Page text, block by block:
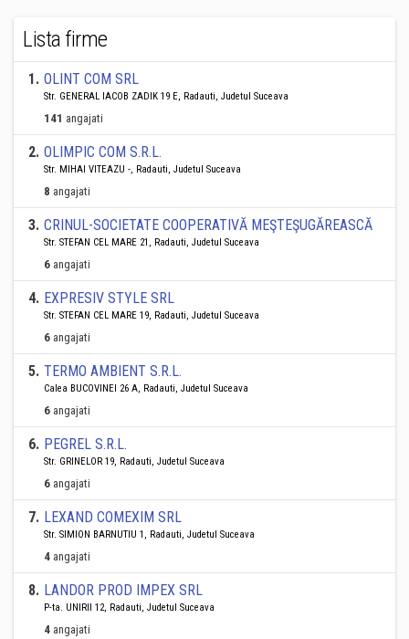
Lista firme
1. OLINT COM SRL
Str. GENERAL IACOB ZADIK 19 E, Radauti, Judetul Suceava
141 angajati
2. OLIMPIC COM S.R.L.
Str. MIHAI VITEAZU -, Radauti, Judetul Suceava
8 angajati
3. CRINUL-SOCIETATE COOPERATIVĂ MEŞTEŞUGĂREASCĂ
Str. STEFAN CEL MARE 21, Radauti, Judetul Suceava
6 angajati
4. EXPRESIV STYLE SRL
Str. STEFAN CEL MARE 19, Radauti, Judetul Suceava
6 angajati
5. TERMO AMBIENT S.R.L.
Calea BUCOVINEI 26 A, Radauti, Judetul Suceava
6 angajati
6. PEGREL S.R.L.
Str. GRINELOR 19, Radauti, Judetul Suceava
6 angajati
7. LEXAND COMEXIM SRL
Str. SIMION BARNUTIU 1, Radauti, Judetul Suceava
4 angajati
8. LANDOR PROD IMPEX SRL
P-ta. UNIRII 12, Radauti, Judetul Suceava
4 angajati